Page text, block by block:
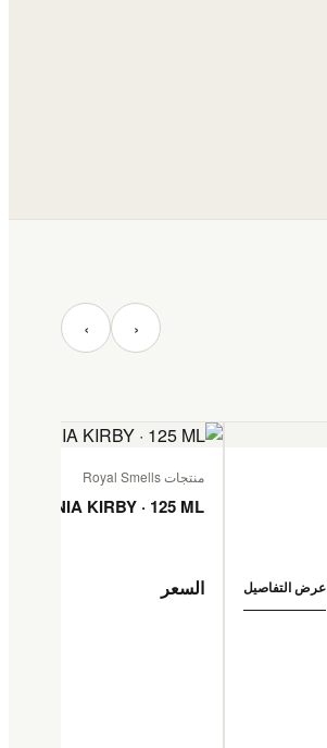
‹ ›
عرض التفاصيل
منتجات Royal Smells
TANZANIA KIRBY · 125 ML
السعر